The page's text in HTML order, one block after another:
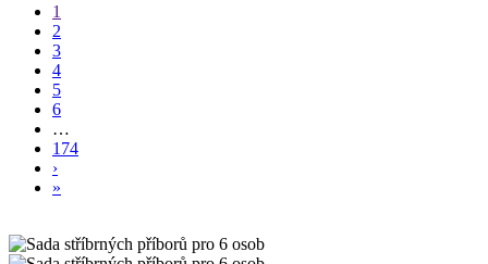
1
2
3
4
5
6
…
174
›
»